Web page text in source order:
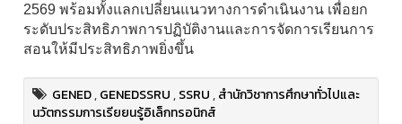
2569 พร้อมทั้งแลกเปลี่ยนแนวทางการดำเนินงาน เพื่อยก
ระดับประสิทธิภาพการปฏิบัติงานและการจัดการเรียนการ
สอนให้มีประสิทธิภาพยิ่งขึ้น
GENED,GENEDSSRU,SSRU,สำนักวิชาการศึกษาทั่วไปและ
นวัตกรรมการเรียยนรู้อิเล็กทรอนิกส์